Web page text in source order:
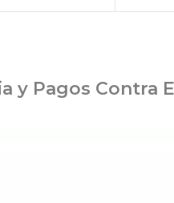
y Pagos Contra